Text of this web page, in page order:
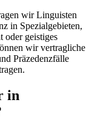
wir Linguisten
in Spezialgebieten,
oder geistiges
wir vertragliche
Präzedenzfälle
in